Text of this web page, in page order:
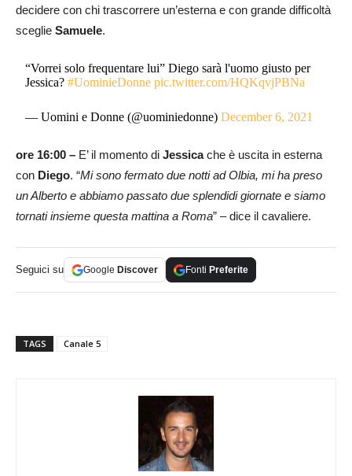
decidere con chi trascorrere un’esterna e con grande difficoltà
sceglie Samuele.
“Vorrei solo frequentare lui” Diego sarà l'uomo giusto per
Jessica?#UominieDonne pic.twitter.com/HQKqvjPBNa
— Uomini e Donne (@uominiedonne)December 6, 2021
ore 16:00 – E’ il momento di Jessicache è uscita in esterna
con Diego. “Mi sono fermato due notti ad Olbia, mi ha preso
un Alberto e abbiamo passato due splendidi giornate e siamo
tornati insieme questa mattina a Roma” – dice il cavaliere.
Seguici su Google Discover Fonti Preferite
TAGS Canale 5